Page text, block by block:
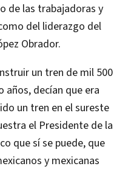
de las trabajadoras y
del liderazgo del
Obrador.
un tren de mil 500
años, decían que era
un tren en el sureste
el Presidente de la
que sí se puede, que
y mexicanas